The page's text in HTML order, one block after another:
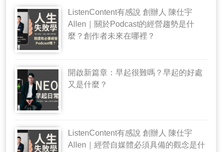
ListenContent有感說 創辦人 陳仕宇
Allen｜關於Podcast的經營趨勢是什
麼？創作者未來在哪裡？
開啟新篇章：早起很難嗎？早起的好處
又是什麼？
ListenContent有感說 創辦人 陳仕宇
Allen｜經營自媒體必須具備的觀念是什